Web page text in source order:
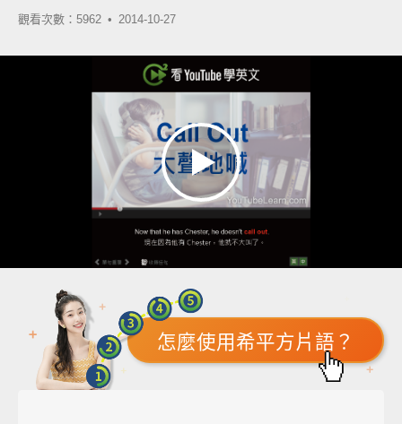
觀看次數：5962 • 2014-10-27
怎麼使用希平方片語？